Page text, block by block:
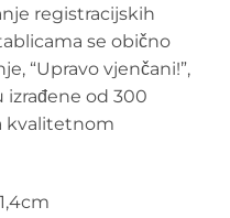
registracijskih
se obično
“Upravo vjenčani!”,
izrađene od 300
kvalitetnom